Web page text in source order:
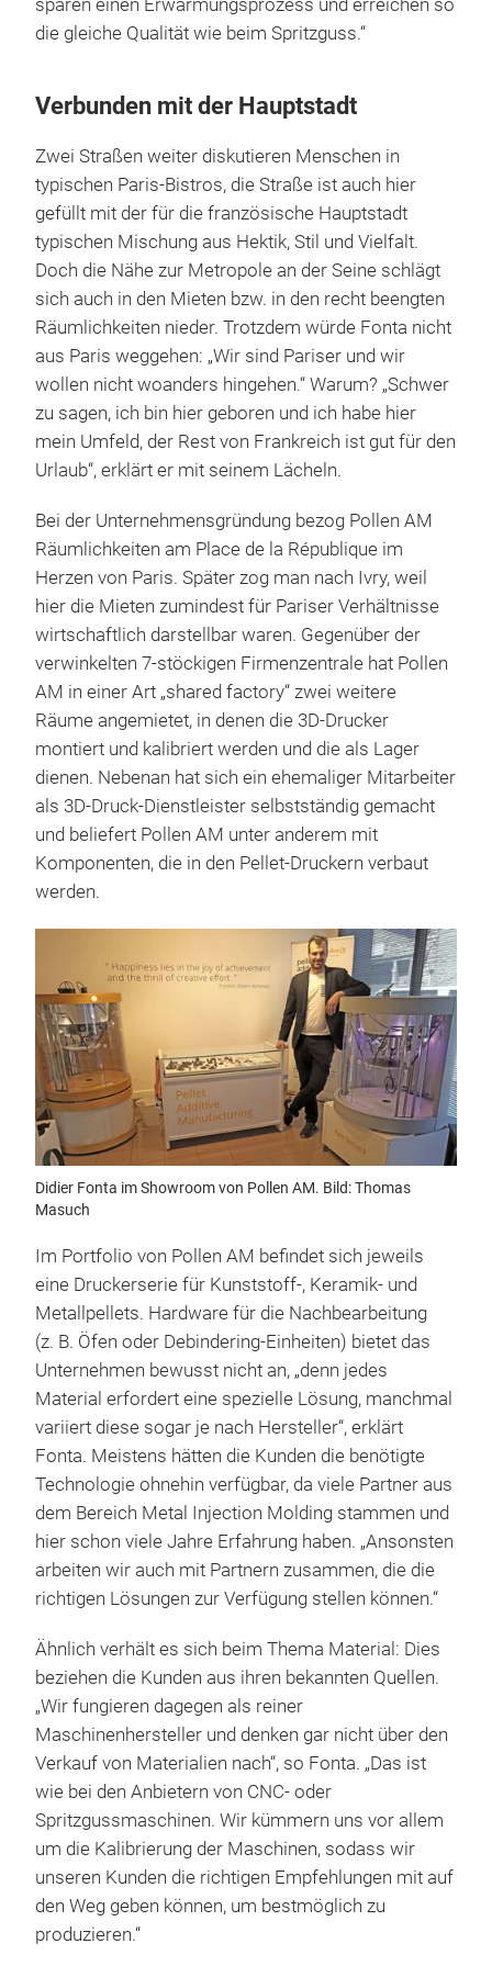
sparen einen Erwärmungsprozess und erreichen so
die gleiche Qualität wie beim Spritzguss.“
Verbunden mit der Hauptstadt
Zwei Straßen weiter diskutieren Menschen in
typischen Paris-Bistros, die Straße ist auch hier
gefüllt mit der für die französische Hauptstadt
typischen Mischung aus Hektik, Stil und Vielfalt.
Doch die Nähe zur Metropole an der Seine schlägt
sich auch in den Mieten bzw. in den recht beengten
Räumlichkeiten nieder. Trotzdem würde Fonta nicht
aus Paris weggehen: „Wir sind Pariser und wir
wollen nicht woanders hingehen.“ Warum? „Schwer
zu sagen, ich bin hier geboren und ich habe hier
mein Umfeld, der Rest von Frankreich ist gut für den
Urlaub“, erklärt er mit seinem Lächeln.
Bei der Unternehmensgründung bezog Pollen AM
Räumlichkeiten am Place de la République im
Herzen von Paris. Später zog man nach Ivry, weil
hier die Mieten zumindest für Pariser Verhältnisse
wirtschaftlich darstellbar waren. Gegenüber der
verwinkelten 7-stöckigen Firmenzentrale hat Pollen
AM in einer Art „shared factory“ zwei weitere
Räume angemietet, in denen die 3D-Drucker
montiert und kalibriert werden und die als Lager
dienen. Nebenan hat sich ein ehemaliger Mitarbeiter
als 3D-Druck-Dienstleister selbstständig gemacht
und beliefert Pollen AM unter anderem mit
Komponenten, die in den Pellet-Druckern verbaut
werden.
Didier Fonta im Showroom von Pollen AM. Bild: Thomas
Masuch
Im Portfolio von Pollen AM befindet sich jeweils
eine Druckerserie für Kunststoff-, Keramik- und
Metallpellets. Hardware für die Nachbearbeitung
(z. B. Öfen oder Debindering-Einheiten) bietet das
Unternehmen bewusst nicht an, „denn jedes
Material erfordert eine spezielle Lösung, manchmal
variiert diese sogar je nach Hersteller“, erklärt
Fonta. Meistens hätten die Kunden die benötigte
Technologie ohnehin verfügbar, da viele Partner aus
dem Bereich Metal Injection Molding stammen und
hier schon viele Jahre Erfahrung haben. „Ansonsten
arbeiten wir auch mit Partnern zusammen, die die
richtigen Lösungen zur Verfügung stellen können.“
Ähnlich verhält es sich beim Thema Material: Dies
beziehen die Kunden aus ihren bekannten Quellen.
„Wir fungieren dagegen als reiner
Maschinenhersteller und denken gar nicht über den
Verkauf von Materialien nach“, so Fonta. „Das ist
wie bei den Anbietern von CNC- oder
Spritzgussmaschinen. Wir kümmern uns vor allem
um die Kalibrierung der Maschinen, sodass wir
unseren Kunden die richtigen Empfehlungen mit auf
den Weg geben können, um bestmöglich zu
produzieren.“